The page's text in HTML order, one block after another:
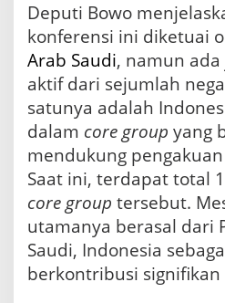
Deputi Bowo
konferensi ini diketuai
Arab Saudi, namun
aktif dari sejumlah
satunya adalah
dalam core group yang
mendukung
core group tersebut.
utamanya berasal dari
Saudi, Indonesia
berkontribusi